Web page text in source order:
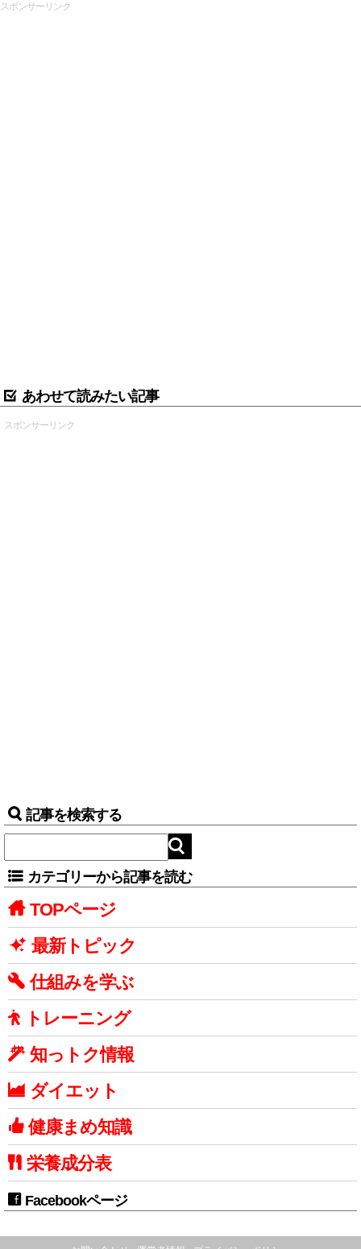
スポンサーリンク
あわせて読みたい記事
スポンサーリンク
記事を検索する
カテゴリーから記事を読む
TOPページ
最新トピック
仕組みを学ぶ
トレーニング
知っトク情報
ダイエット
健康まめ知識
栄養成分表
Facebookページ